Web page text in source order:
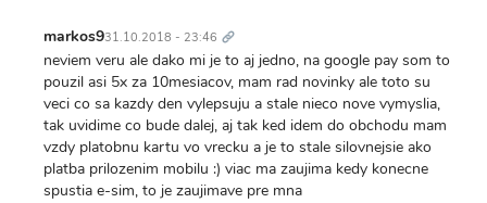
markos931.10.2018 - 23:46 odkaz
neviem veru ale dako mi je to aj jedno, na google pay som to
pouzil asi 5x za 10mesiacov, mam rad novinky ale toto su
veci co sa kazdy den vylepsuju a stale nieco nove vymyslia,
tak uvidime co bude dalej, aj tak ked idem do obchodu mam
vzdy platobnu kartu vo vrecku a je to stale silovnejsie ako
platba prilozenim mobilu :) viac ma zaujima kedy konecne
spustia e-sim, to je zaujimave pre mna